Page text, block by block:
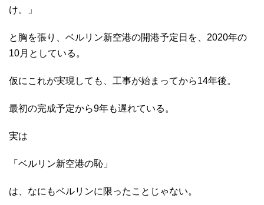
け。」
と胸を張り、ベルリン新空港の開港予定日を、2020年の
10月としている。
仮にこれが実現しても、工事が始まってから14年後。
最初の完成予定から9年も遅れている。
実は
「ベルリン新空港の恥」
は、なにもベルリンに限ったことじゃない。